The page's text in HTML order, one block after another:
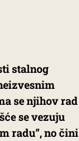
stalnog
se njihov rad
se vezuju
radu”, no čini